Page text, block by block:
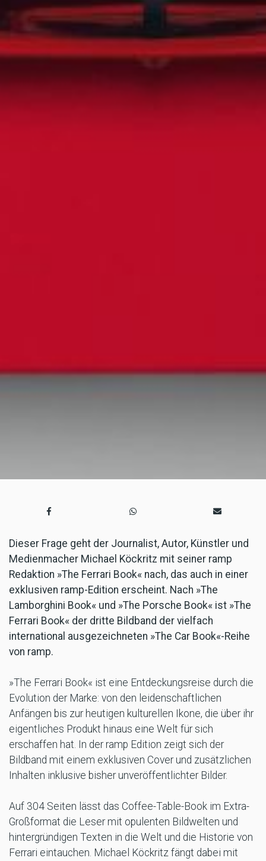
Dieser Frage geht der Journalist, Autor, Künstler und
Medienmacher Michael Köckritz mit seiner ramp
Redaktion »The Ferrari Book« nach, das auch in einer
exklusiven ramp-Edition erscheint. Nach »The
Lamborghini Book« und »The Porsche Book« ist »The
Ferrari Book« der dritte Bildband der vielfach
international ausgezeichneten »The Car Book«-Reihe
von ramp.
»The Ferrari Book« ist eine Entdeckungsreise durch die
Evolution der Marke: von den leidenschaftlichen
Anfängen bis zur heutigen kulturellen Ikone, die über ihr
eigentliches Produkt hinaus eine Welt für sich
erschaffen hat. In der ramp Edition zeigt sich der
Bildband mit einem exklusiven Cover und zusätzlichen
Inhalten inklusive bisher unveröffentlichter Bilder.
Auf 304 Seiten lässt das Coffee-Table-Book im Extra-
Großformat die Leser mit opulenten Bildwelten und
hintergründigen Texten in die Welt und die Historie von
Ferrari eintauchen. Michael Köckritz fängt dabei mit